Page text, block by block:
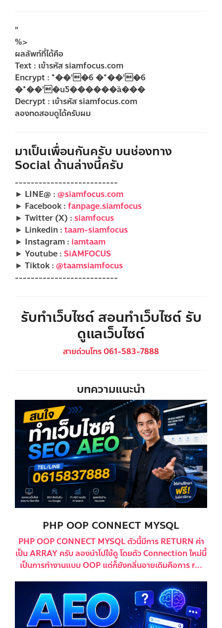
"
%>
ผลลัพท์ที่ได้คือ
Text : เข้ารหัส siamfocus.com
Encrypt : *��'�6 �*��'�6
�*��'�uƼ������ȁ���
Decrypt : เข้ารหัส siamfocus.com
ลองทดสอบดูได้ครับผม
มาเป็นเพื่อนกันครับ บนช่องทาง
Social ด้านล่างนี้ครับ
--------------------------
► LINE@ : @siamfocus.com
► Facebook : fanpage.siamfocus
► Twitter (X) : siamfocus
► Linkedin : taam-siamfocus
► Instagram : iamtaam
► Youtube : SiAMFOCUS
► Tiktok : @taamsiamfocus
--------------------------
รับทำเว็บไซต์ สอนทำเว็บไซต์ รับ
ดูแลเว็บไซต์
สายด่วนโทร 061-583-7888
บทความแนะนำ
PHP OOP CONNECT MYSQL
PHP OOP CONNECT MYSQL ตัวนี้มีการ RETURN ค่า
เป็น ARRAY ครับ ลองนำไปใช้ดู โดยตัว Connection ใหม่นี้
เป็นการทำงานแบบ OOP แต่ก็ยังกลิ่นอายเดิมคือการ r...